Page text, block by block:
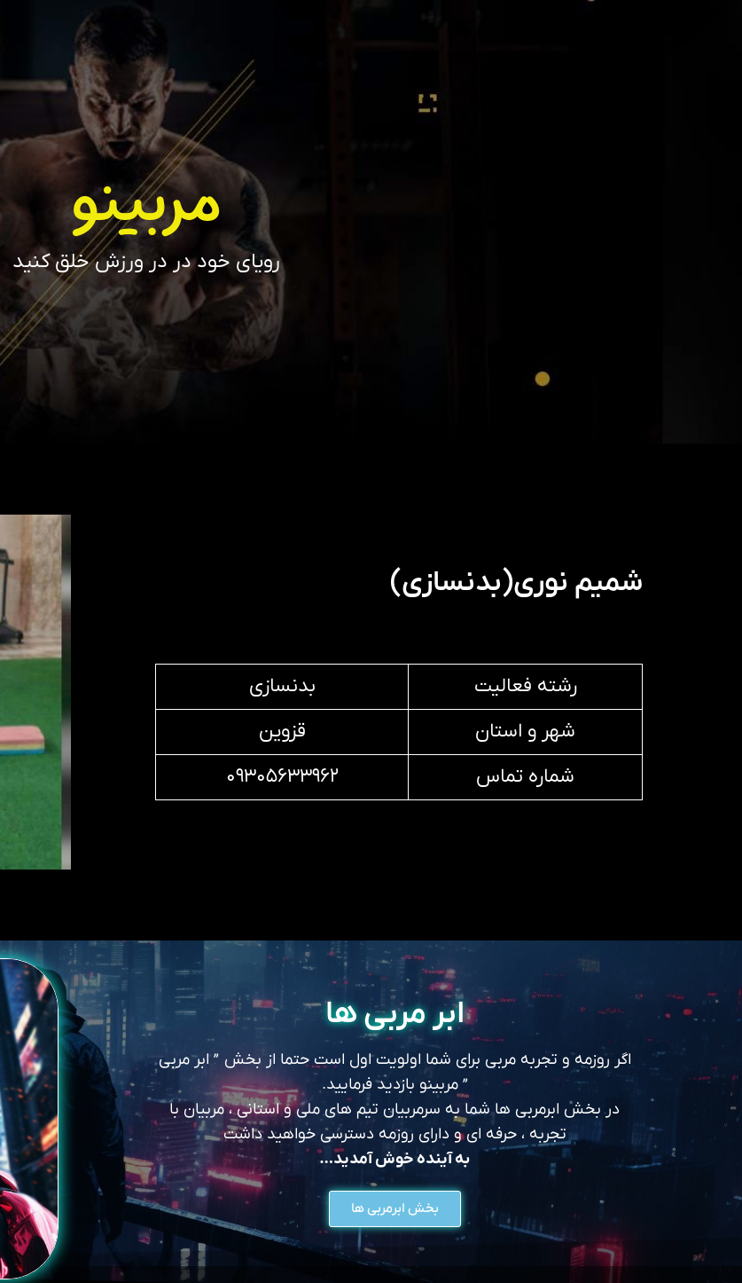
مربینو
رویای خود در در ورزش خلق کنید
شمیم نوری(بدنسازی)
رشته فعالیت
بدنسازی
شهر و استان
قزوین
شماره تماس
۰۹۳۰۵۶۳۳۹۶۲
ابر مربی ها
اگر روزمه و تجربه مربی برای شما اولویت اول است حتما از بخش ” ابر مربی
” مربینو بازدید فرمایید.
در بخش ابرمربی ها شما به سرمربیان تیم های ملی و استانی ، مربیان با
تجربه ، حرفه ای و دارای روزمه دسترسی خواهید داشت
به آینده خوش آمدید…
بخش ابرمربی ها